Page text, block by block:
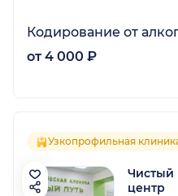
Кодирование от
от 4 000 ₽
Узкопрофильная
Чистый
центр